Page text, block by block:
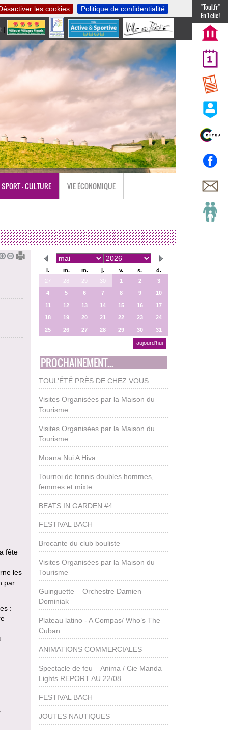
les cookies Politique de confidentialité
|nl
"Toul.fr"
En 1 clic !
SPORT - CULTURE VIE ÉCONOMIQUE
fête
les
par
:
l. m. m. j. v. s.
d.
27
28 29 30 1 2
3
4
5 6 7 8 9
10
11
12 13 14 15 16
17
18
19 20 21 22 23
24
25
26 27 28 29 30 31
aujourd’hui
PROCHAINEMENT...
TOUL’ÉTÉ PRÈS DE CHEZ VOUS
Visites Organisées par la Maison du
Tourisme
Visites Organisées par la Maison du
Tourisme
Moana Nui A Hiva
Tournoi de tennis doubles hommes,
femmes et mixte
BEATS IN GARDEN #4
FESTIVAL BACH
Brocante du club bouliste
Visites Organisées par la Maison du
Tourisme
Guinguette – Orchestre Damien
Dominiak
Plateau latino - A Compas/ Who’s The
Cuban
ANIMATIONS COMMERCIALES
Spectacle de feu – Anima / Cie Manda
Lights REPORT AU 22/08
FESTIVAL BACH
JOUTES NAUTIQUES